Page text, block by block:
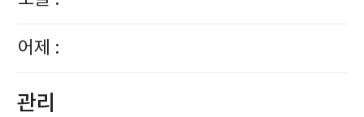
어제 :
관리